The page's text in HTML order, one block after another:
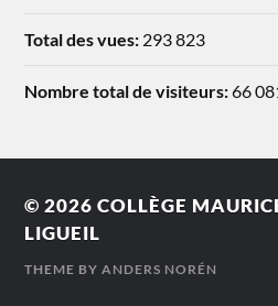
Total des vues: 293 823
Nombre total de visiteurs:66
© 2026COLLÈGE
LIGUEIL
THEME BYANDERS NORÉN